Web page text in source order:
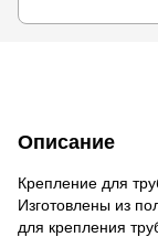
Описание
Крепление для
Изготовлены из
для крепления